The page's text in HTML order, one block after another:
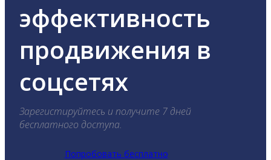
эффективность
продвижения в
соцсетях
Зарегистируйтесь и получите 7 дней
бесплатного доступа.
Попробовать бесплатно